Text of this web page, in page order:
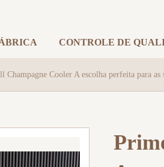
CONTROLE DE
Cooler A escolha perfeita para as